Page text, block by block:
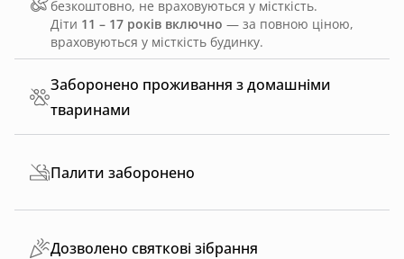
Заборонено проживання з домашніми
тваринами
безкоштовно, не враховуються у місткість.
Діти 11 – 17 років включно — за повною ціною,
враховуються у місткість будинку.
Палити заборонено
Дозволено святкові зібрання